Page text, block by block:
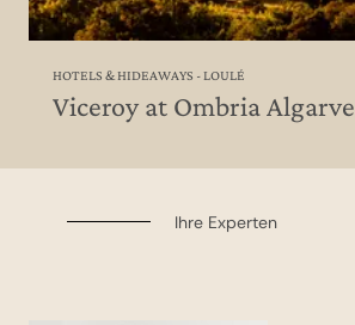
HOTELS & HIDEAWAYS - LOULÉ
Viceroy at Ombria Algarve
Ihre Experten